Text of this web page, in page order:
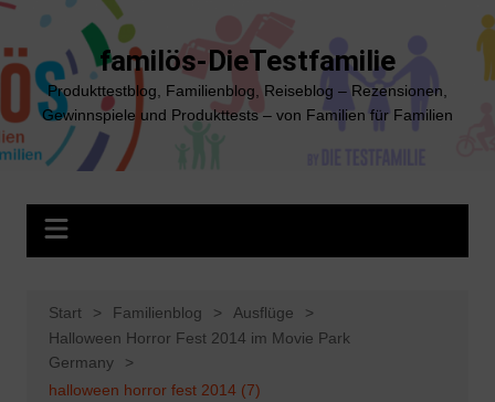
Zum
springen
familös-DieTestfamilie
Produkttestblog, Familienblog, Reiseblog – Rezensionen,
Gewinnspiele und Produkttests – von Familien für Familien
Start Familienblog
Ausflüge
Halloween Horror Fest 2014 im Movie Park
Germany
halloween horror fest 2014 (7)